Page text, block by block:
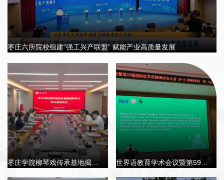
枣庄六所院校组建“强工兴产联盟” 赋能产业高质量发展